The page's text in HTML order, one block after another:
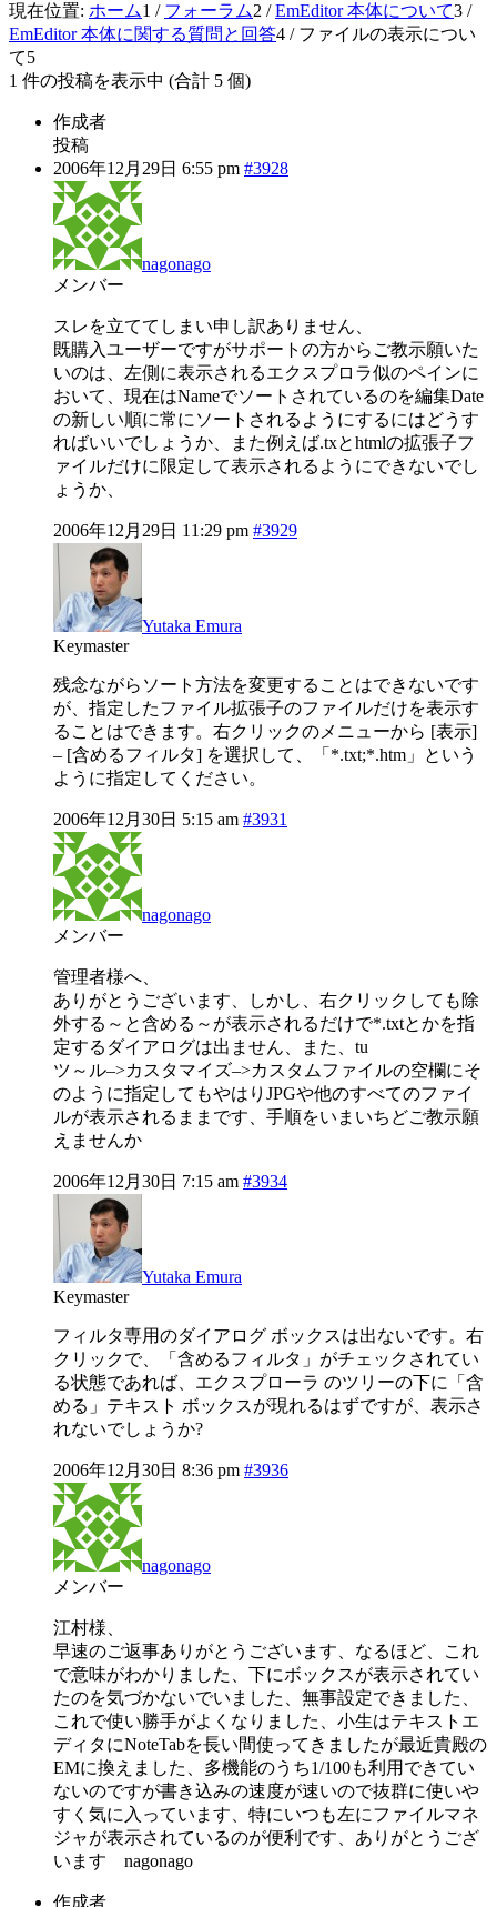
現在位置: ホーム1 / フォーラム2 / EmEditor 本体について3 /
EmEditor 本体に関する質問と回答4 / ファイルの表示につい
て5
1 件の投稿を表示中 (合計 5 個)
作成者
投稿
2006年12月29日 6:55 pm #3928
nagonago
メンバー
スレを立ててしまい申し訳ありません、
既購入ユーザーですがサポートの方からご教示願いた
いのは、左側に表示されるエクスプロラ似のペインに
おいて、現在はNameでソートされているのを編集Date
の新しい順に常にソートされるようにするにはどうす
ればいいでしょうか、また例えば.txとhtmlの拡張子フ
ァイルだけに限定して表示されるようにできないでし
ょうか、
2006年12月29日 11:29 pm #3929
Yutaka Emura
Keymaster
残念ながらソート方法を変更することはできないです
が、指定したファイル拡張子のファイルだけを表示す
ることはできます。右クリックのメニューから [表示]
– [含めるフィルタ] を選択して、「*.txt;*.htm」という
ように指定してください。
2006年12月30日 5:15 am #3931
nagonago
メンバー
管理者様へ、
ありがとうございます、しかし、右クリックしても除
外する～と含める～が表示されるだけで*.txtとかを指
定するダイアログは出ません、また、tu
ツ～ル–>カスタマイズ–>カスタムファイルの空欄にそ
のように指定してもやはりJPGや他のすべてのファイ
ルが表示されるままです、手順をいまいちどご教示願
えませんか
2006年12月30日 7:15 am #3934
Yutaka Emura
Keymaster
フィルタ専用のダイアログ ボックスは出ないです。右
クリックで、「含めるフィルタ」がチェックされてい
る状態であれば、エクスプローラ のツリーの下に「含
める」テキスト ボックスが現れるはずですが、表示さ
れないでしょうか?
2006年12月30日 8:36 pm #3936
nagonago
メンバー
江村様、
早速のご返事ありがとうございます、なるほど、これ
で意味がわかりました、下にボックスが表示されてい
たのを気づかないでいました、無事設定できました、
これで使い勝手がよくなりました、小生はテキストエ
ディタにNoteTabを長い間使ってきましたが最近貴殿の
EMに換えました、多機能のうち1/100も利用できてい
ないのですが書き込みの速度が速いので抜群に使いや
すく気に入っています、特にいつも左にファイルマネ
ジャが表示されているのが便利です、ありがとうござ
います nagonago
作成者